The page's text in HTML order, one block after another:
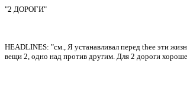
"2 ДОРОГИ"
HEADLINES: "см., Я устанавливал перед thee эти
вещи 2, одно над против другим. Для 2 дороги